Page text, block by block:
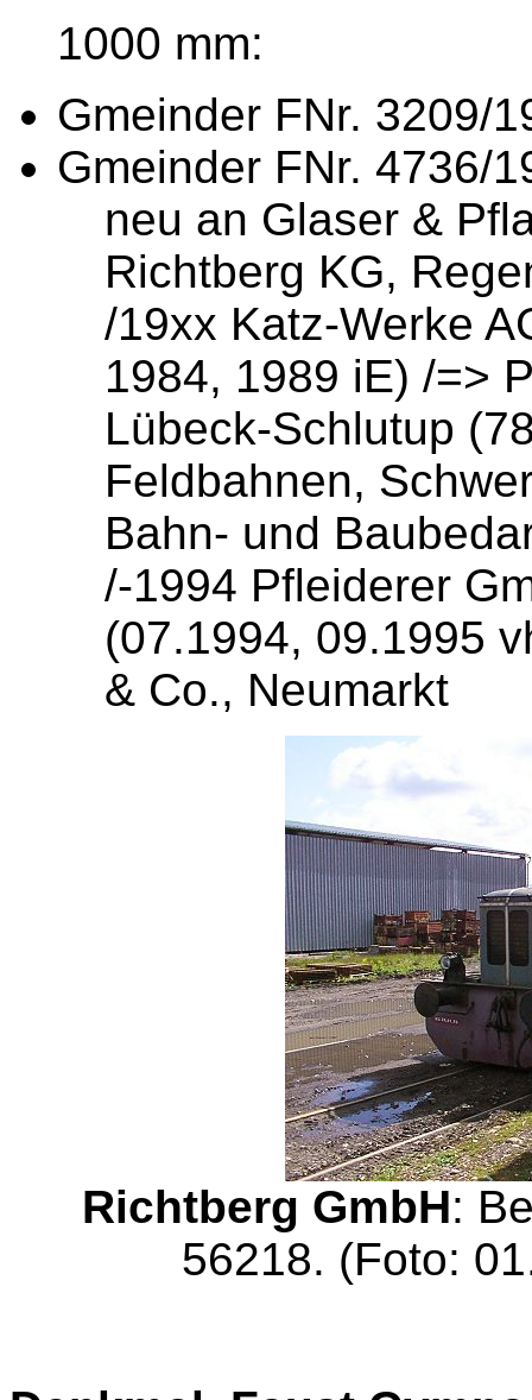
1000 mm:
Gmeinder FNr. 3209/
Gmeinder FNr. 4736/
neu an Glaser &
Richtberg KG,
/19xx Katz-Werke
1984, 1989 iE) /=>
Lübeck-Schlutup
Feldbahnen,
Bahn- und
/-1994 Pfleiderer
(07.1994, 09.1995
& Co., Neumarkt
Richtberg GmbH:
56218. (Foto: